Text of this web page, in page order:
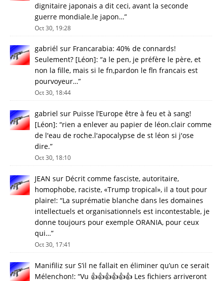
dignitaire japonais a dit ceci, avant la seconde
guerre mondiale.le japon…”
Oct 30, 19:28
gabriél sur Francarabia: 40% de connards!
Seulement? [Léon]: “a le pen, je préfère le père, et
non la fille, mais si le fn,pardon le fln francais est
pourvoyeur…”
Oct 30, 18:44
gabriel sur Puisse l’Europe être à feu et à sang!
[Léon]: “rien a enlever au papier de léon.clair comme
de l'eau de roche.l'apocalypse de st léon si j'ose
dire.”
Oct 30, 18:10
JEAN sur Décrit comme fasciste, autoritaire,
homophobe, raciste, «Trump tropical», il a tout pour
plaire!: “La suprématie blanche dans les domaines
intellectuels et organisationnels est incontestable, je
donne toujours pour exemple ORANIA, pour ceux
qui…”
Oct 30, 17:41
Manifiliz sur S’il ne fallait en éliminer qu’un ce serait
Mélenchon!: “Vu 👍👍👍👍👍👍 Les fichiers arriveront